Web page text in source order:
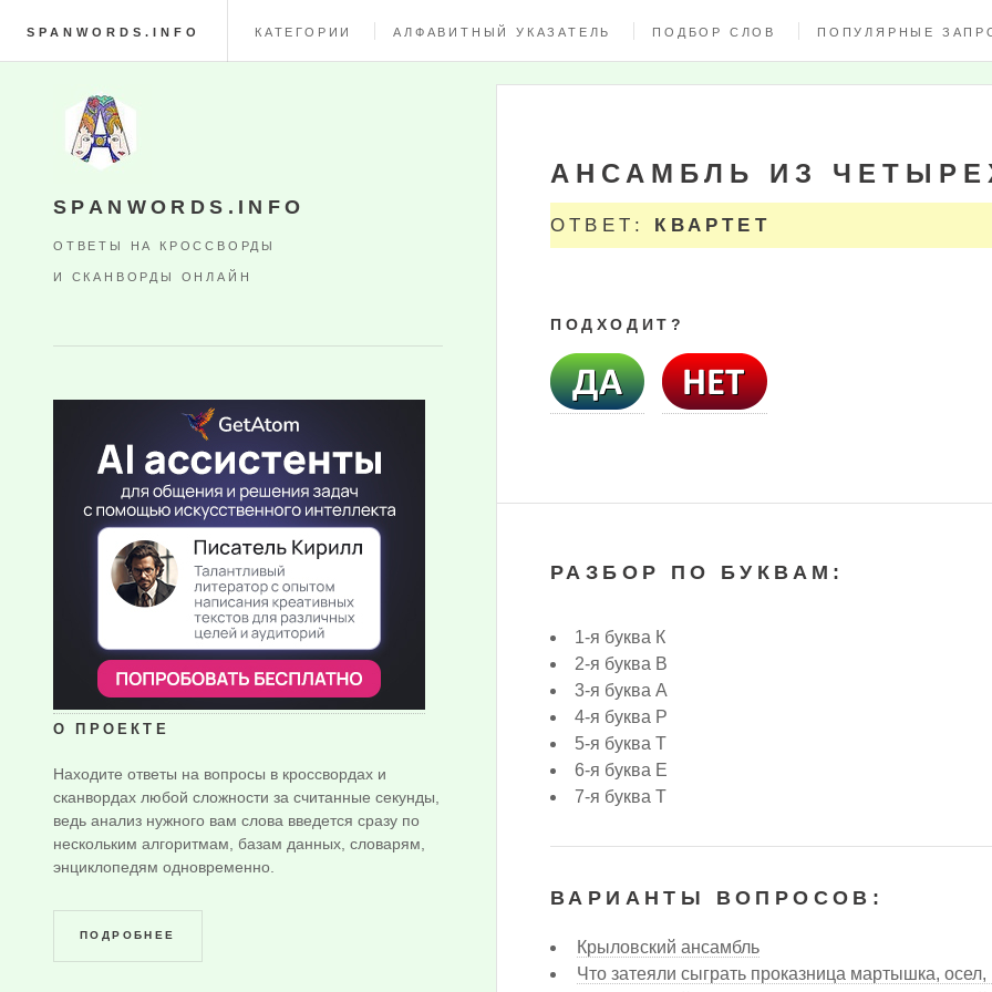
SPANWORDS.INFO КАТЕГОРИИ АЛФАВИТНЫЙ УКАЗАТЕЛЬ ПОДБОР СЛОВ ПОПУЛЯРНЫЕ
АНСАМБЛЬ ИЗ
ОТВЕТ: КВАРТЕТ
ПОДХОДИТ?
РАЗБОР ПО БУКВАМ:
1-я буква К
2-я буква В
3-я буква А
4-я буква Р
5-я буква Т
6-я буква Е
7-я буква Т
ВАРИАНТЫ ВОПРОСОВ:
Крыловский ансамбль
Что затеяли сыграть проказница мартышка,
SPANWORDS.INFO
ОТВЕТЫ НА КРОССВОРДЫ
И СКАНВОРДЫ ОНЛАЙН
О ПРОЕКТЕ
Находите ответы на вопросы в кроссвордах и
сканвордах любой сложности за считанные секунды,
ведь анализ нужного вам слова введется сразу по
нескольким алгоритмам, базам данных, словарям,
энциклопедям одновременно.
ПОДРОБНЕЕ